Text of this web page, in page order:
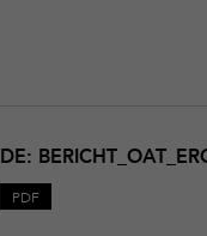
DE:
PDF